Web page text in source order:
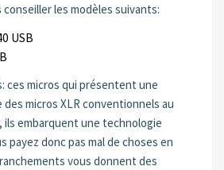
les modèles suivants:
USB
micros qui présentent une
micros XLR conventionnels au
ils embarquent une technologie
payez donc pas mal de choses en
vous donnent des